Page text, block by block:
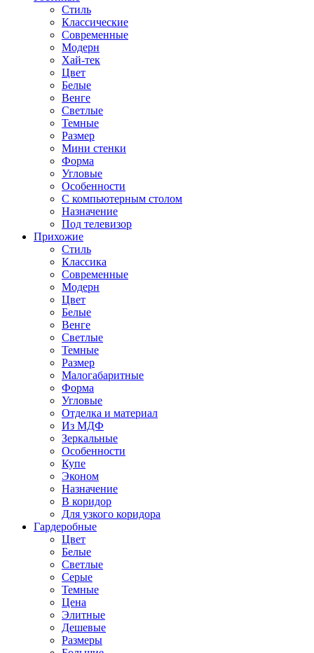
Стиль
Классические
Современные
Модерн
Хай-тек
Цвет
Белые
Венге
Светлые
Темные
Размер
Мини стенки
Форма
Угловые
Особенности
С компьютерным столом
Назначение
Под телевизор
Прихожие
Стиль
Классика
Современные
Модерн
Цвет
Белые
Венге
Светлые
Темные
Размер
Малогабаритные
Форма
Угловые
Отделка и материал
Из МДФ
Зеркальные
Особенности
Купе
Эконом
Назначение
В коридор
Для узкого коридора
Гардеробные
Цвет
Белые
Светлые
Серые
Темные
Цена
Элитные
Дешевые
Размеры